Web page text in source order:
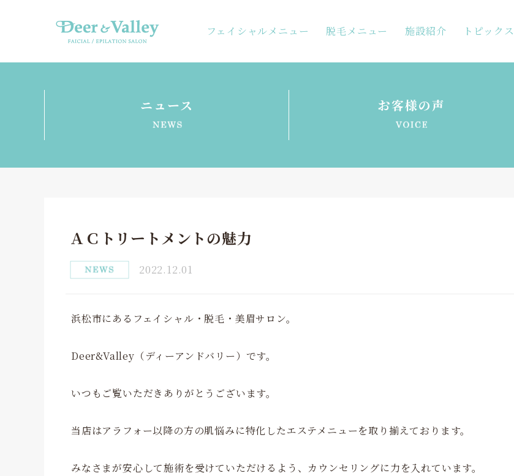
フェイシャルメニュー 脱毛メニュー 施設紹介 トピックス
ニュース お客様の声
ＡＣトリートメントの魅力
2022.12.01
浜松市にあるフェイシャル・脱毛・美眉サロン。
Deer&Valley（ディーアンドバリー）です。
いつもご覧いただきありがとうございます。
当店はアラフォー以降の方の肌悩みに特化したエステメニューを取り揃えております。
みなさまが安心して施術を受けていただけるよう、カウンセリングに力を入れています。